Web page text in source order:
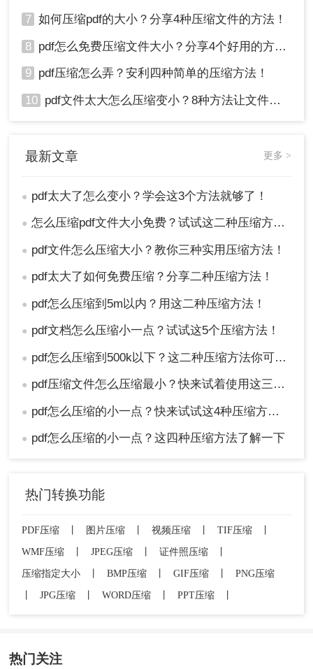
7 如何压缩pdf的大小？分享4种压缩文件的方法！
8 pdf怎么免费压缩文件大小？分享4个好用的方法，简单又快捷！
9 pdf压缩怎么弄？安利四种简单的压缩方法！
10 pdf文件太大怎么压缩变小？8种方法让文件轻松"瘦身"！
最新文章 更多 >
● pdf太大了怎么变小？学会这3个方法就够了！
● 怎么压缩pdf文件大小免费？试试这二种压缩方法！
● pdf文件怎么压缩大小？教你三种实用压缩方法！
● pdf太大了如何免费压缩？分享二种压缩方法！
● pdf怎么压缩到5m以内？用这二种压缩方法！
● pdf文档怎么压缩小一点？试试这5个压缩方法！
● pdf怎么压缩到500k以下？这二种压缩方法你可以轻松学会！
● pdf压缩文件怎么压缩最小？快来试着使用这三种压缩方法！
● pdf怎么压缩的小一点？快来试试这4种压缩方法！
● pdf怎么压缩的小一点？这四种压缩方法了解一下
热门转换功能
PDF压缩 图片压缩 视频压缩 TIF压缩
WMF压缩
JPEG压缩 证件照压缩
压缩指定大小
BMP压缩 GIF压缩
PNG压缩
JPG压缩 WORD压缩 PPT压缩
热门关注